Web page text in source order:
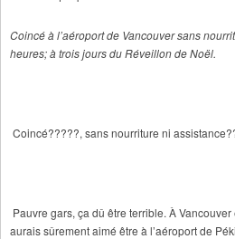
Coincé à l’aéroport de Vancouver sans
heures; à trois jours du Réveillon de Noël.
Coincé?????, sans nourriture ni
Pauvre gars, ça dû être terrible. À
aurais sûrement aimé être à l’aéroport de